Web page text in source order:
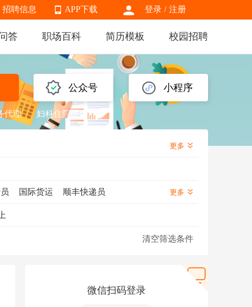
登录 / 注册
APP下载
APP下载
招聘信息
答 职场百科 简历模板 校园招聘
公众号 小程序
代理 妇科住院医生
更多
国际货运
顺丰快递员
运营
更多
清空筛选条件
微信扫码登录